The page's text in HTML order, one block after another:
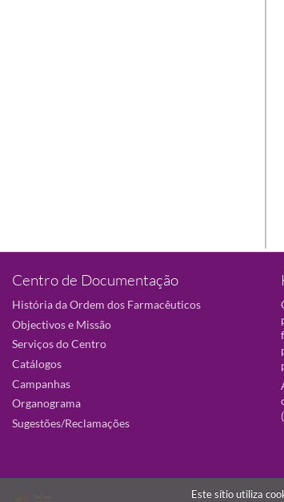
Centro de Documentação
História da Ordem dos Farmacêuticos
Objectivos e Missão
Serviços do Centro
Catálogos
Campanhas
Organograma
Sugestões/Reclamações
(
Este sítio utiliza